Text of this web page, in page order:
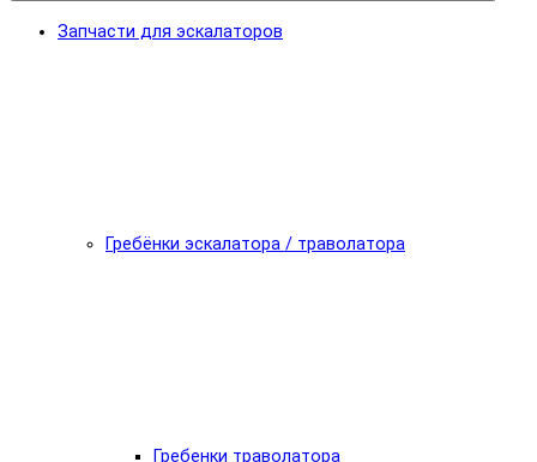
Запчасти для эскалаторов
Гребёнки эскалатора / траволатора
Гребенки траволатора